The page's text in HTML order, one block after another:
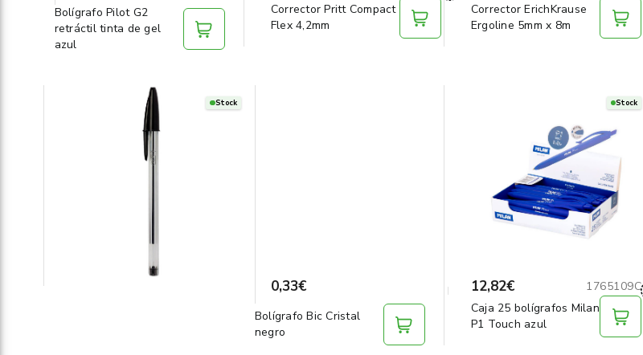
Bolígrafo Pilot G2
retráctil tinta de gel
azul
Corrector Pritt Compact
Flex 4,2mm
Corrector ErichKrause
Ergoline 5mm x 8m
Stock
0,33€
Bolígrafo Bic Cristal
negro
Stock
12,82€
1765109C
Caja 25 bolígrafos Milan
P1 Touch azul